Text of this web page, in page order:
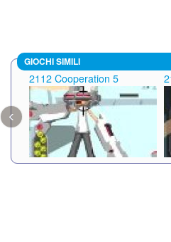
GIOCHI SIMILI
2112 Cooperation 5
‹